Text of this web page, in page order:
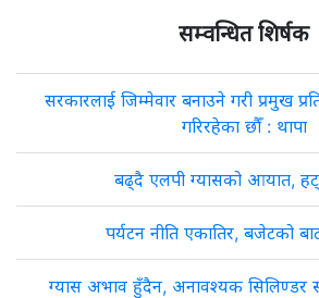
सम्वन्धित शिर्षक
सरकारलाई जिम्मेवार बनाउने गरी प्रमुख
गरिरहेका छौँ : थापा
बढ्दै एलपी ग्यासको आयात,
पर्यटन नीति एकातिर, बजेटको
ग्यास अभाव हुँदैन, अनावश्यक सिलिण्डर